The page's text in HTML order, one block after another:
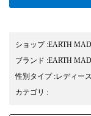
ショップ:EARTH
ブランド :EARTH
性別タイプ:レディース
カテゴリ :